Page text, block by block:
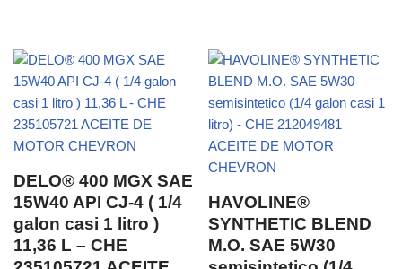
DELO® 400 MGX SAE
15W40 API CJ-4 ( 1/4
galon casi 1 litro )
11,36 L – CHE
HAVOLINE®
SYNTHETIC BLEND
M.O. SAE 5W30